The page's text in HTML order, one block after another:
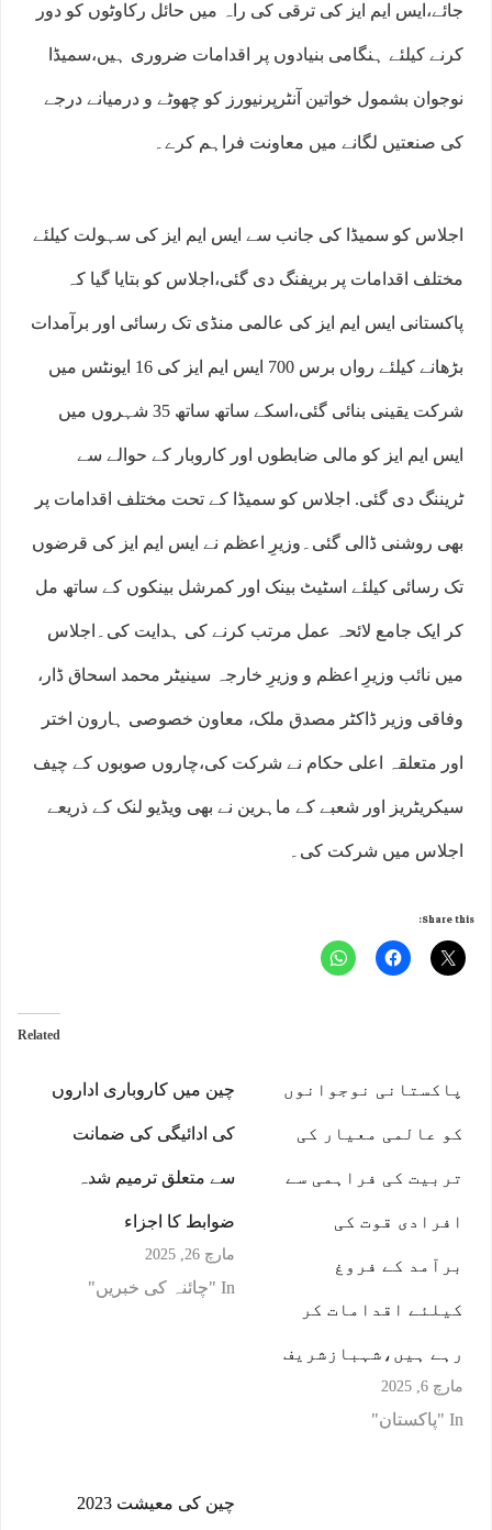
جائے،ایس ایم ایز کی ترقی کی راہ میں حائل رکاوٹوں کو دور
کرنے کیلئے ہنگامی بنیادوں پر اقدامات ضروری ہیں،سمیڈا
نوجوان بشمول خواتین آنٹرپرنیورز کو چھوٹے و درمیانے درجے
کی صنعتیں لگانے میں معاونت فراہم کرے۔
اجلاس کو سمیڈا کی جانب سے ایس ایم ایز کی سہولت کیلئے
مختلف اقدامات پر بریفنگ دی گئی،اجلاس کو بتایا گیا کہ
پاکستانی ایس ایم ایز کی عالمی منڈی تک رسائی اور برآمدات
بڑھانے کیلئے رواں برس 700 ایس ایم ایز کی 16 ایونٹس میں
شرکت یقینی بنائی گئی،اسکے ساتھ ساتھ 35 شہروں میں
ایس ایم ایز کو مالی ضابطوں اور کاروبار کے حوالے سے
ٹریننگ دی گئی. اجلاس کو سمیڈا کے تحت مختلف اقدامات پر
بھی روشنی ڈالی گئی۔وزیرِ اعظم نے ایس ایم ایز کی قرضوں
تک رسائی کیلئے اسٹیٹ بینک اور کمرشل بینکوں کے ساتھ مل
کر ایک جامع لائحہ عمل مرتب کرنے کی ہدایت کی۔اجلاس
میں نائب وزیرِ اعظم و وزیرِ خارجہ سینیٹر محمد اسحاق ڈار،
وفاقی وزیر ڈاکٹر مصدق ملک، معاون خصوصی ہارون اختر
اور متعلقہ اعلی حکام نے شرکت کی،چاروں صوبوں کے چیف
سیکریٹریز اور شعبے کے ماہرین نے بھی ویڈیو لنک کے ذریعے
اجلاس میں شرکت کی۔
Share this:
Related
چین میں کاروباری اداروں
کی ادائیگی کی ضمانت
سے متعلق ترمیم شدہ
ضوابط کا اجزاء
مارچ 26, 2025
In "چائنہ کی خبریں"
پاکستانی نوجوانوں
کو عالمی معیار کی
تربیت کی فراہمی سے
افرادی قوت کی
برآمد کے فروغ
کیلئے اقدامات کر
رہے ہیں،شہبازشریف
مارچ 6, 2025
In "پاکستان"
چین کی معیشت 2023